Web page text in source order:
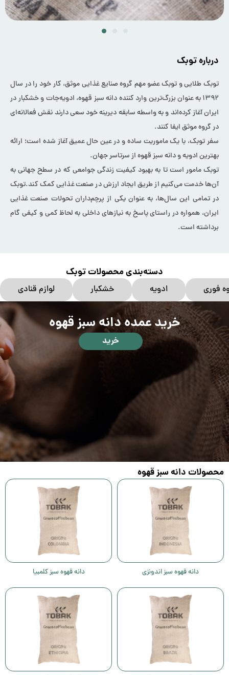
درباره توبک
توبک طلایی و توبک عضو مهم گروه صنایع غذایی موثق، کار خود را در سال
۱۳۹۲ به عنوان بزرگ‌ترین وارد کننده دانه سبز قهوه، ادویه‌جات و خشکبار در
ایران آغاز کرده‌اند و به واسطه سابقه دیرینه خود سعی دارند نقش فعالانه‌ای
در گروه موثق ایفا کنند.
سفر توبک، با یک ماموریت ساده و در عین حال عمیق آغاز شده است؛ ارائه
بهترین ادویه و دانه سبز قهوه از سرتاسر جهان.
توبک مامور است تا به بهبود کیفیت زندگی جوامعی که در سطح جهانی به
آن‌ها خدمت می‌کنیم از طریق ایجاد ارزش در صنعت غذایی کمک کند.توبک
در تمامی این سال‌ها، به عنوان یکی از پرچم‌داران تحولات صنعت غذایی
ایران، همواره در راستای پاسخ به نیازهای داخلی به لحاظ کمی و کیفی گام
برداشته است.
دسته‌بندی محصولات توبک
فوری ادویه خشکبار لوازم قنادی
خرید عمده دانه سبز قهوه
خرید
محصولات دانه سبز قهوه
دانه قهوه سبز اندونزی دانه قهوه سبز کلمبیا